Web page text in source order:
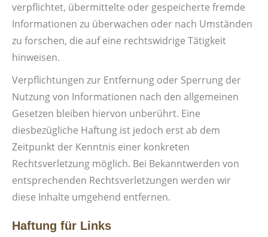
verpflichtet, übermittelte oder gespeicherte fremde
Informationen zu überwachen oder nach Umständen
zu forschen, die auf eine rechtswidrige Tätigkeit
hinweisen.
Verpflichtungen zur Entfernung oder Sperrung der
Nutzung von Informationen nach den allgemeinen
Gesetzen bleiben hiervon unberührt. Eine
diesbezügliche Haftung ist jedoch erst ab dem
Zeitpunkt der Kenntnis einer konkreten
Rechtsverletzung möglich. Bei Bekanntwerden von
entsprechenden Rechtsverletzungen werden wir
diese Inhalte umgehend entfernen.
Haftung für Links